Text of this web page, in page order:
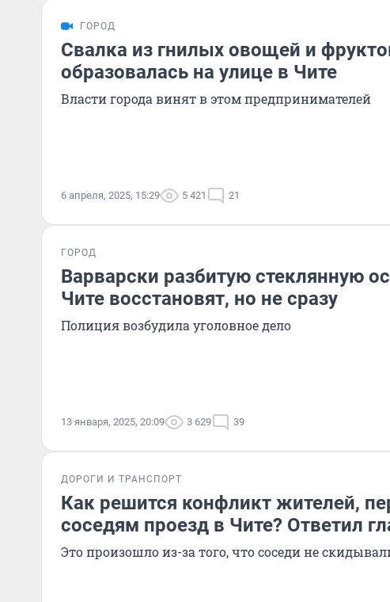
ГОРОД
Свалка из гнилых овощей и
образовалась на улице в Чите
Власти города винят в этом предпринимателей
6 апреля, 2025, 15:29 5 421 21
ГОРОД
Варварски разбитую стеклянную
Чите восстановят, но не сразу
Полиция возбудила уголовное дело
13 января, 2025, 20:09 3 629 39
ДОРОГИ И ТРАНСПОРТ
Как решится конфликт жителей,
соседям проезд в Чите? Ответил
Это произошло из-за того, что соседи не